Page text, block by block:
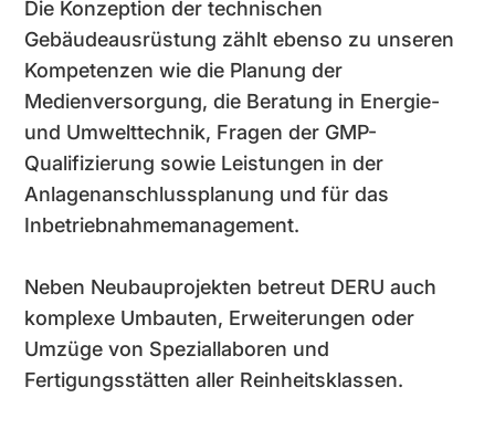
Die Konzeption der technischen
Gebäudeausrüstung zählt ebenso zu unseren
Kompetenzen wie die Planung der
Medienversorgung, die Beratung in Energie-
und Umwelttechnik, Fragen der GMP-
Qualifizierung sowie Leistungen in der
Anlagenanschlussplanung und für das
Inbetriebnahmemanagement.
Neben Neubauprojekten betreut DERU auch
komplexe Umbauten, Erweiterungen oder
Umzüge von Speziallaboren und
Fertigungsstätten aller Reinheitsklassen.